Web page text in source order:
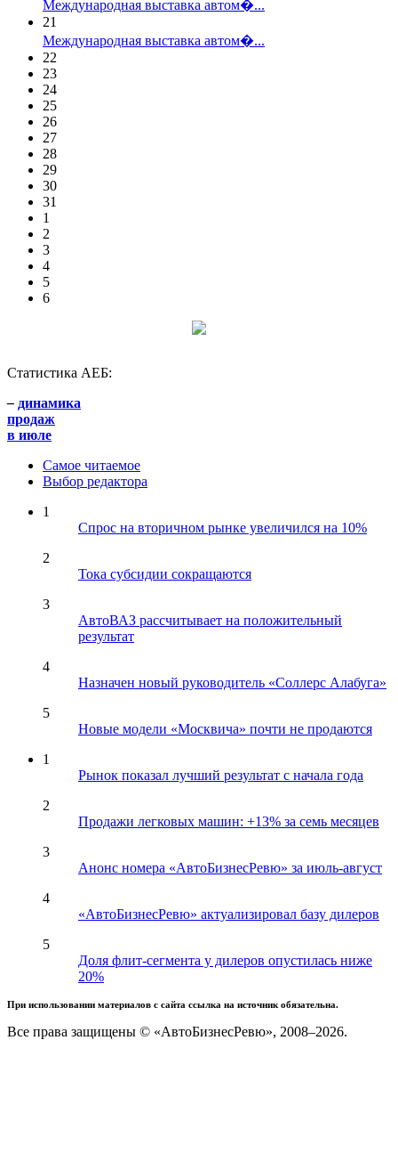
Международная выставка автом�...
21
Международная выставка автом�...
22
23
24
25
26
27
28
29
30
31
1
2
3
4
5
6
Статистика АЕБ:
– динамика
продаж
в июле
Самое читаемое
Выбор редактора
1
Спрос на вторичном рынке увеличился на 10%
2
Тока субсидии сокращаются
3
АвтоВАЗ рассчитывает на положительный
результат
4
Назначен новый руководитель «Соллерс Алабуга»
5
Новые модели «Москвича» почти не продаются
1
Рынок показал лучший результат с начала года
2
Продажи легковых машин: +13% за семь месяцев
3
Анонс номера «АвтоБизнесРевю» за июль-август
4
«АвтоБизнесРевю» актуализировал базу дилеров
5
Доля флит-сегмента у дилеров опустилась ниже
20%
При использовании материалов с сайта ссылка на источник обязательна.
Все права защищены © «АвтоБизнесРевю», 2008–2026.